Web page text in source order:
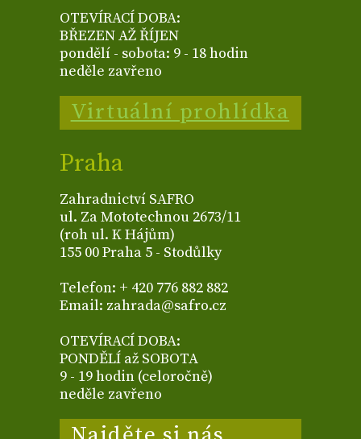
OTEVÍRACÍ DOBA:
BŘEZEN AŽ ŘÍJEN
pondělí - sobota: 9 - 18 hodin
neděle zavřeno
Virtuální prohlídka
Praha
Zahradnictví SAFRO
ul. Za Mototechnou 2673/11
(roh ul. K Hájům)
155 00 Praha 5 - Stodůlky
Telefon: + 420 776 882 882
Email: zahrada@safro.cz
OTEVÍRACÍ DOBA:
PONDĚLÍ až SOBOTA
9 - 19 hodin (celoročně)
neděle zavřeno